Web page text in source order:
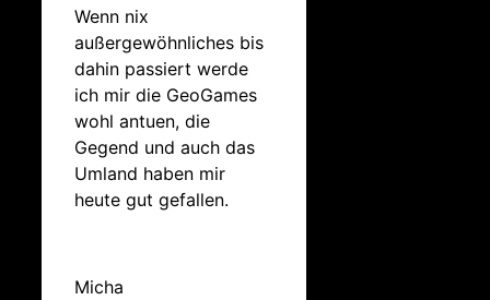
Wenn nix
außergewöhnliches bis
dahin passiert werde
ich mir die GeoGames
wohl antuen, die
Gegend und auch das
Umland haben mir
heute gut gefallen.
Micha